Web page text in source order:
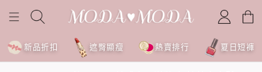
新品折扣 遮臀顯瘦 熱賣排行 夏日短褲